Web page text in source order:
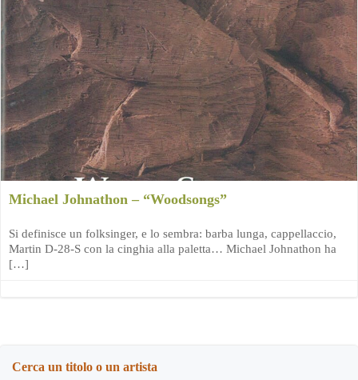
Michael Johnathon – “Woodsongs”
Si definisce un folksinger, e lo sembra: barba lunga, cappellaccio,
Martin D-28-S con la cinghia alla paletta… Michael Johnathon ha
[…]
Cerca un titolo o un artista